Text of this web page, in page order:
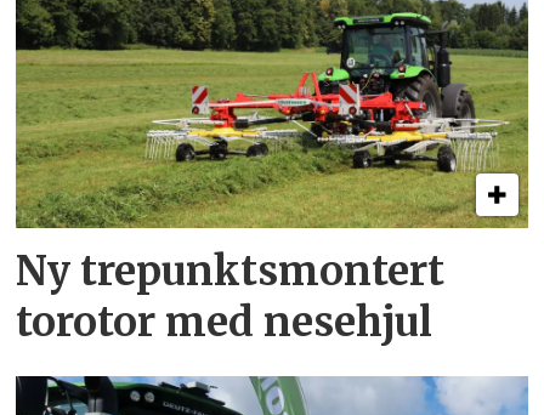
Ny trepunkts­montert
torotor med nesehjul